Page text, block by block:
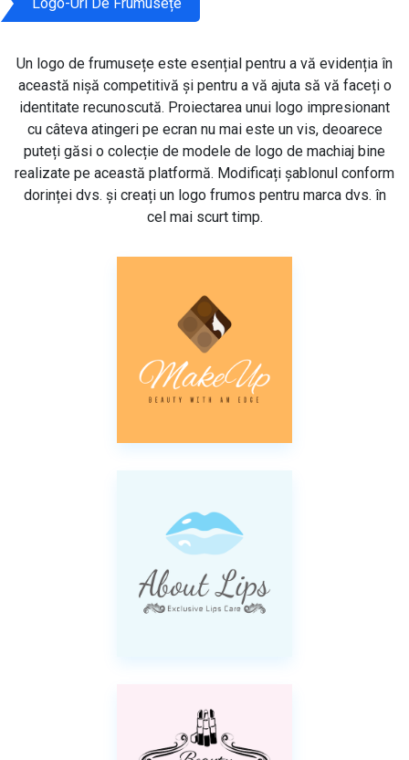
Un logo de frumusețe este esențial pentru a vă evidenția în
această nișă competitivă și pentru a vă ajuta să vă faceți o
identitate recunoscută. Proiectarea unui logo impresionant
cu câteva atingeri pe ecran nu mai este un vis, deoarece
puteți găsi o colecție de modele de logo de machiaj bine
realizate pe această platformă. Modificați șablonul conform
dorinței dvs. și creați un logo frumos pentru marca dvs. în
cel mai scurt timp.